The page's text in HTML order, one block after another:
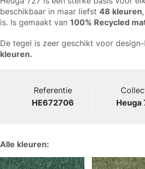
beschikbaar in maar liefst 48 kleuren
is. Is gemaakt van 100% Recycled
De tegel is zeer geschikt voor
kleuren.
Referentie
HE672706
Heuga
Alle kleuren: